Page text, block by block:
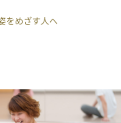
をめざす人へ